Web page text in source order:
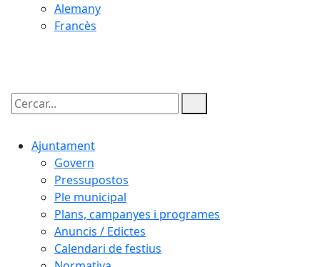
Alemany
Francès
Cercar:
Ajuntament
Govern
Pressupostos
Ple municipal
Plans, campanyes i programes
Anuncis / Edictes
Calendari de festius